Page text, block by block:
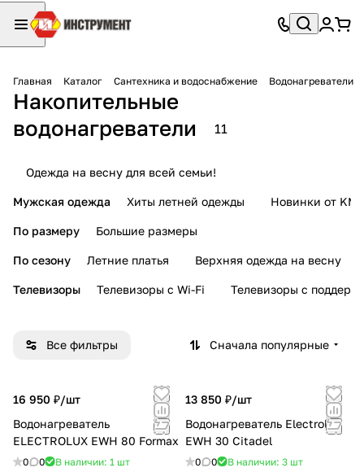
Главная Каталог Сантехника и водоснабжение Водонагреватели
Накопительные
водонагреватели
11
Одежда на весну для всей семьи!
Мужская одежда Хиты летней одежды Новинки от KMI
По размеру Большие размеры
По сезону Летние платья Верхняя одежда на весну
Телевизоры Телевизоры с Wi-Fi Телевизоры с
Все фильтры Сначала популярные
16 950 ₽/шт
Водонагреватель
ELECTROLUX EWH 80 Formax
0 0 В наличии: 1 шт
13 850 ₽/шт
Водонагреватель Electrolux
EWH 30 Citadel
0 0 В наличии: 3 шт